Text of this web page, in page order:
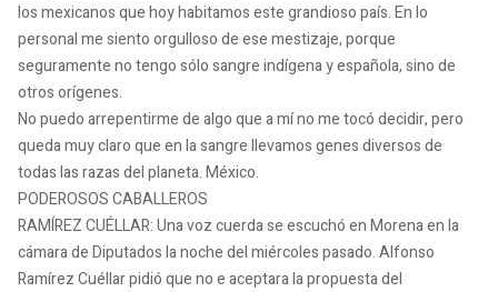
los mexicanos que hoy habitamos este grandioso país. En lo
personal me siento orgulloso de ese mestizaje, porque
seguramente no tengo sólo sangre indígena y española, sino de
otros orígenes.
No puedo arrepentirme de algo que a mí no me tocó decidir, pero
queda muy claro que en la sangre llevamos genes diversos de
todas las razas del planeta. México.
PODEROSOS CABALLEROS
RAMÍREZ CUÉLLAR: Una voz cuerda se escuchó en Morena en la
cámara de Diputados la noche del miércoles pasado. Alfonso
Ramírez Cuéllar pidió que no e aceptara la propuesta del